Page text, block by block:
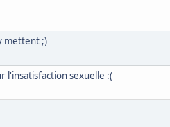
mettent ;)
l'insatisfaction sexuelle :(